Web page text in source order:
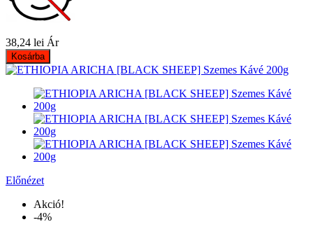
38,24 lei Ár
Kosárba
Előnézet
Akció!
-4%